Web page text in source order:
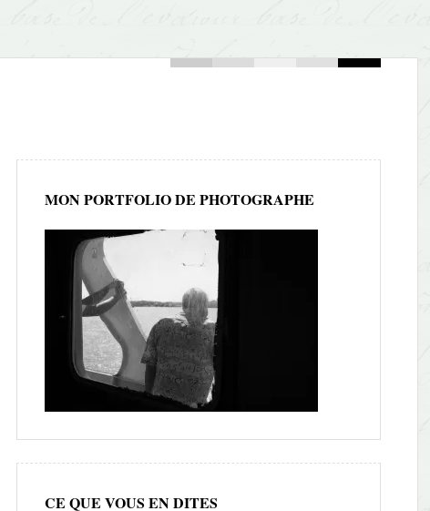
MON PORTFOLIO DE PHOTOGRAPHE
CE QUE VOUS EN DITES